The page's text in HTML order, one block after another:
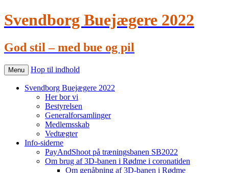
Svendborg Buejægere 2022
God stil – med bue og pil
Menu Hop til indhold
Svendborg Buejægere 2022
Her bor vi
Bestyrelsen
Generalforsamlinger
Medlemsskab
Vedtægter
Info-siderne
PayAndShoot på træningsbanen SB2022
Om brug af 3D-banen i Rødme i coronatiden
Om genåbning af 3D-banen i Rødme